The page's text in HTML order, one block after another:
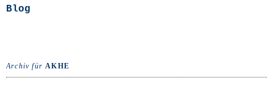
Blog
Archiv fürAKHE